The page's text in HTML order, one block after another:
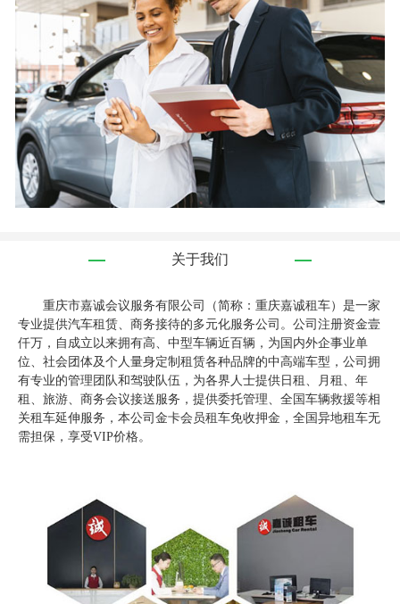
关于我们
重庆市嘉诚会议服务有限公司（简称：重庆嘉诚租车）是一家
专业提供汽车租赁、商务接待的多元化服务公司。公司注册资金壹
仟万，自成立以来拥有高、中型车辆近百辆，为国内外企事业单
位、社会团体及个人量身定制租赁各种品牌的中高端车型，公司拥
有专业的管理团队和驾驶队伍，为各界人士提供日租、月租、年
租、旅游、商务会议接送服务，提供委托管理、全国车辆救援等相
关租车延伸服务，本公司金卡会员租车免收押金，全国异地租车无
需担保，享受VIP价格。